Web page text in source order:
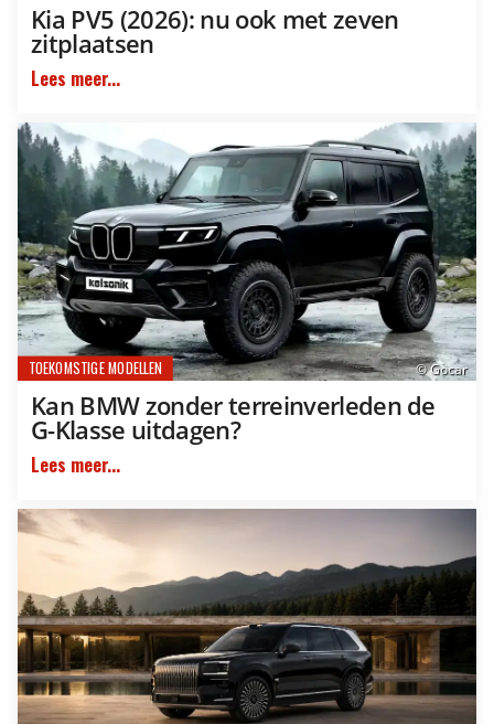
Kia PV5 (2026): nu ook met zeven
zitplaatsen
Lees meer...
© Gocar
TOEKOMSTIGE MODELLEN
Kan BMW zonder terreinverleden de
G-Klasse uitdagen?
Lees meer...